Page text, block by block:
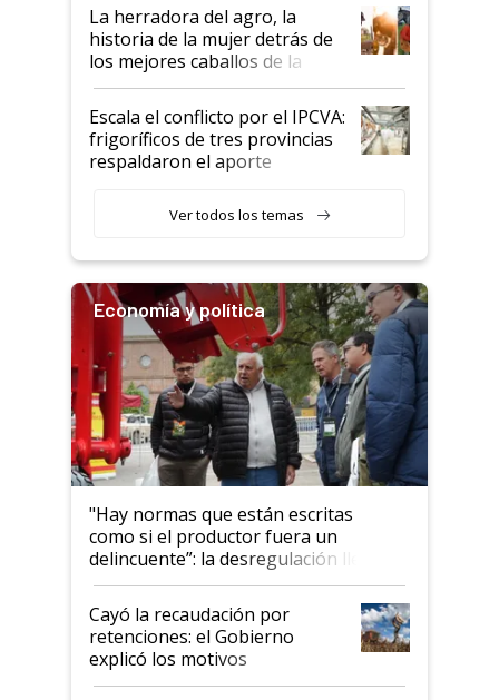
establecimientos en Argentina
La herradora del agro, la
historia de la mujer detrás de
los mejores caballos de la
Argentina y los mitos que
todavía hacen sufrir a estos
animales: "Mientras me
descalificaban, yo seguí
haciendo currículum"
Escala el conflicto por el IPCVA:
frigoríficos de tres provincias
respaldaron el aporte
Ver todos los temas
Economía y política
"Hay normas que están escritas
como si el productor fuera un
delincuente”: la desregulación llegó
al Congreso Aapresid y hasta se
habló del financiamiento al IPCVA
Cayó la recaudación por
retenciones: el Gobierno
explicó los motivos